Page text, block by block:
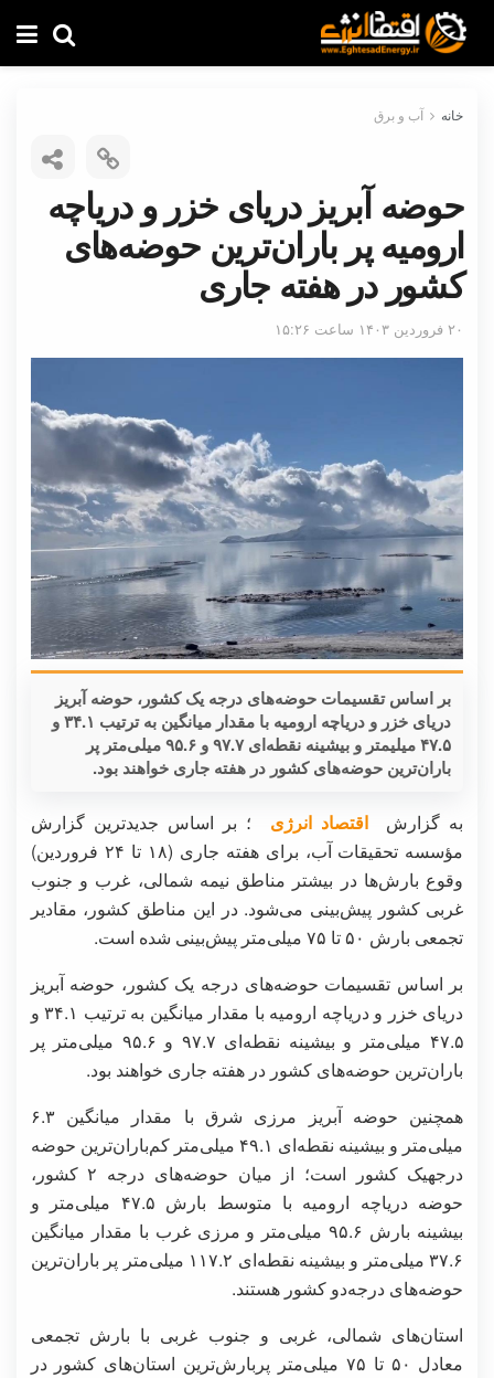
خانه آب و برق
حوضه آبریز دریای خزر و دریاچه
ارومیه پر باران‌ترین حوضه‌های
کشور در هفته جاری
۲۰ فروردین ۱۴۰۳ ساعت ۱۵:۲۶
بر اساس تقسیمات حوضه‌های درجه یک کشور، حوضه آبریز
دریای خزر و دریاچه ارومیه با مقدار میانگین به ترتیب ۳۴.۱ و
۴۷.۵ میلیمتر و بیشینه نقطه‌ای ۹۷.۷ و ۹۵.۶ میلی‌متر پر
باران‌ترین حوضه‌های کشور در هفته جاری خواهند بود.
به گزارشاقتصاد انرژی ؛ بر اساس جدیدترین گزارش
مؤسسه تحقیقات آب، برای هفته جاری (۱۸ تا ۲۴ فروردین)
وقوع بارش‌ها در بیشتر مناطق نیمه شمالی، غرب و جنوب
غربی کشور پیش‌بینی می‌شود. در این مناطق کشور، مقادیر
تجمعی بارش ۵۰ تا ۷۵ میلی‌متر پیش‌بینی شده است.
بر اساس تقسیمات حوضه‌های درجه یک کشور، حوضه آبریز
دریای خزر و دریاچه ارومیه با مقدار میانگین به ترتیب ۳۴.۱ و
۴۷.۵ میلی‌متر و بیشینه نقطه‌ای ۹۷.۷ و ۹۵.۶ میلی‌متر پر
باران‌ترین حوضه‌های کشور در هفته جاری خواهند بود.
همچنین حوضه آبریز مرزی شرق با مقدار میانگین ۶.۳
میلی‌متر و بیشینه نقطه‌ای ۴۹.۱ میلی‌متر کم‌باران‌ترین حوضه
درجهیک کشور است؛ از میان حوضه‌های درجه ۲ کشور،
حوضه دریاچه ارومیه با متوسط بارش ۴۷.۵ میلی‌متر و
بیشینه بارش ۹۵.۶ میلی‌متر و مرزی غرب با مقدار میانگین
۳۷.۶ میلی‌متر و بیشینه نقطه‌ای ۱۱۷.۲ میلی‌متر پر باران‌ترین
حوضه‌های درجه‌دو کشور هستند.
استان‌های شمالی، غربی و جنوب غربی با بارش تجمعی
معادل ۵۰ تا ۷۵ میلی‌متر پربارش‌ترین استان‌های کشور در